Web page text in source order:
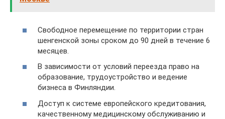
Свободное перемещение по территории стран
шенгенской зоны сроком до 90 дней в течение 6
месяцев.
В зависимости от условий переезда право на
образование, трудоустройство и ведение
бизнеса в Финляндии.
Доступ к системе европейского кредитования,
качественному медицинскому обслуживанию и